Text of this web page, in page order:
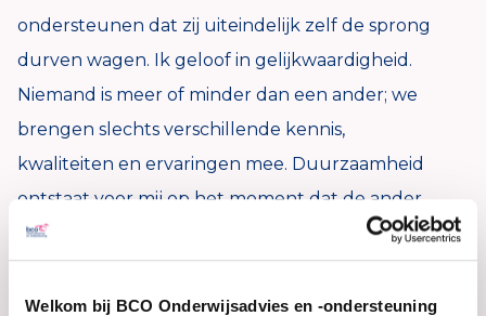
Welkom bij BCO Onderwijsadvies en -ondersteuning
ondersteunen dat zij uiteindelijk zelf de sprong
durven wagen. Ik geloof in gelijkwaardigheid.
Niemand is meer of minder dan een ander; we
brengen slechts verschillende kennis,
kwaliteiten en ervaringen mee. Duurzaamheid
ontstaat voor mij op het moment dat de ander
zelfstandig verder kan en zich daarin
competent voelt.